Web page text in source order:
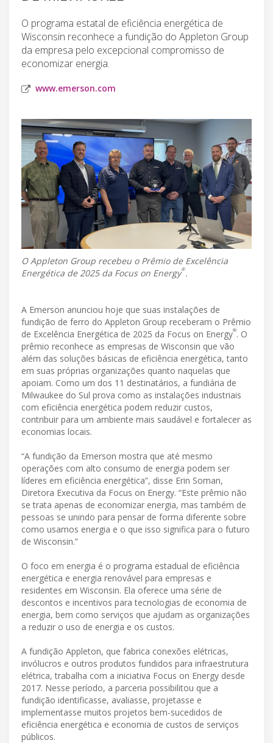
O programa estatal de eficiência energética de
Wisconsin reconhece a fundição do Appleton Group
da empresa pelo excepcional compromisso de
economizar energia.
www.emerson.com
O Appleton Group recebeu o Prêmio de Excelência
Energética de 2025 da Focus on Energy®.
A Emerson anunciou hoje que suas instalações de
fundição de ferro do Appleton Group receberam o Prêmio
de Excelência Energética de 2025 da Focus on Energy®. O
prêmio reconhece as empresas de Wisconsin que vão
além das soluções básicas de eficiência energética, tanto
em suas próprias organizações quanto naquelas que
apoiam. Como um dos 11 destinatários, a fundiária de
Milwaukee do Sul prova como as instalações industriais
com eficiência energética podem reduzir custos,
contribuir para um ambiente mais saudável e fortalecer as
economias locais.
“A fundição da Emerson mostra que até mesmo
operações com alto consumo de energia podem ser
líderes em eficiência energética”, disse Erin Soman,
Diretora Executiva da Focus on Energy. “Este prêmio não
se trata apenas de economizar energia, mas também de
pessoas se unindo para pensar de forma diferente sobre
como usamos energia e o que isso significa para o futuro
de Wisconsin.”
O foco em energia é o programa estadual de eficiência
energética e energia renovável para empresas e
residentes em Wisconsin. Ela oferece uma série de
descontos e incentivos para tecnologias de economia de
energia, bem como serviços que ajudam as organizações
a reduzir o uso de energia e os custos.
A fundição Appleton, que fabrica conexões elétricas,
invólucros e outros produtos fundidos para infraestrutura
elétrica, trabalha com a iniciativa Focus on Energy desde
2017. Nesse período, a parceria possibilitou que a
fundição identificasse, avaliasse, projetasse e
implementasse muitos projetos bem-sucedidos de
eficiência energética e economia de custos de serviços
públicos.